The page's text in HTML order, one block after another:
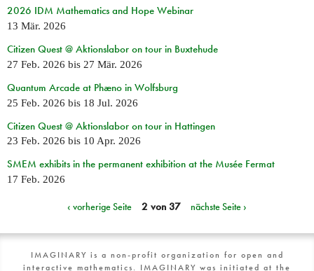
2026 IDM Mathematics and Hope Webinar
13 Mär. 2026
Citizen Quest @ Aktionslabor on tour in Buxtehude
27 Feb. 2026 bis 27 Mär. 2026
Quantum Arcade at Phæno in Wolfsburg
25 Feb. 2026 bis 18 Jul. 2026
Citizen Quest @ Aktionslabor on tour in Hattingen
23 Feb. 2026 bis 10 Apr. 2026
SMEM exhibits in the permanent exhibition at the Musée Fermat
17 Feb. 2026
‹ vorherige Seite 2 von 37 nächste Seite ›
IMAGINARY is a non-profit organization for open and
interactive mathematics. IMAGINARY was initiated at the